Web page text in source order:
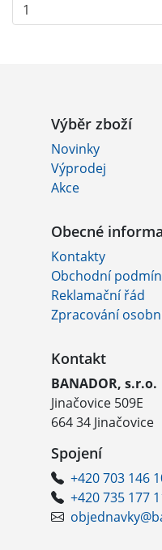
Výběr zboží
Novinky
Výprodej
Akce
Obecné
Kontakty
Obchodní
Reklamační řád
Zpracování
Kontakt
BANADOR, s.r.o.
Jinačovice 509E
664 34 Jinačovice
Spojení
+420 703 146
+420 735 177